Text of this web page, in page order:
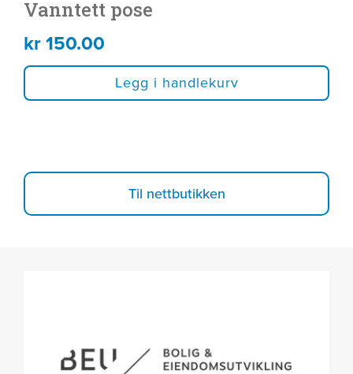
Vanntett pose
kr150.00
Legg i handlekurv
Til nettbutikken